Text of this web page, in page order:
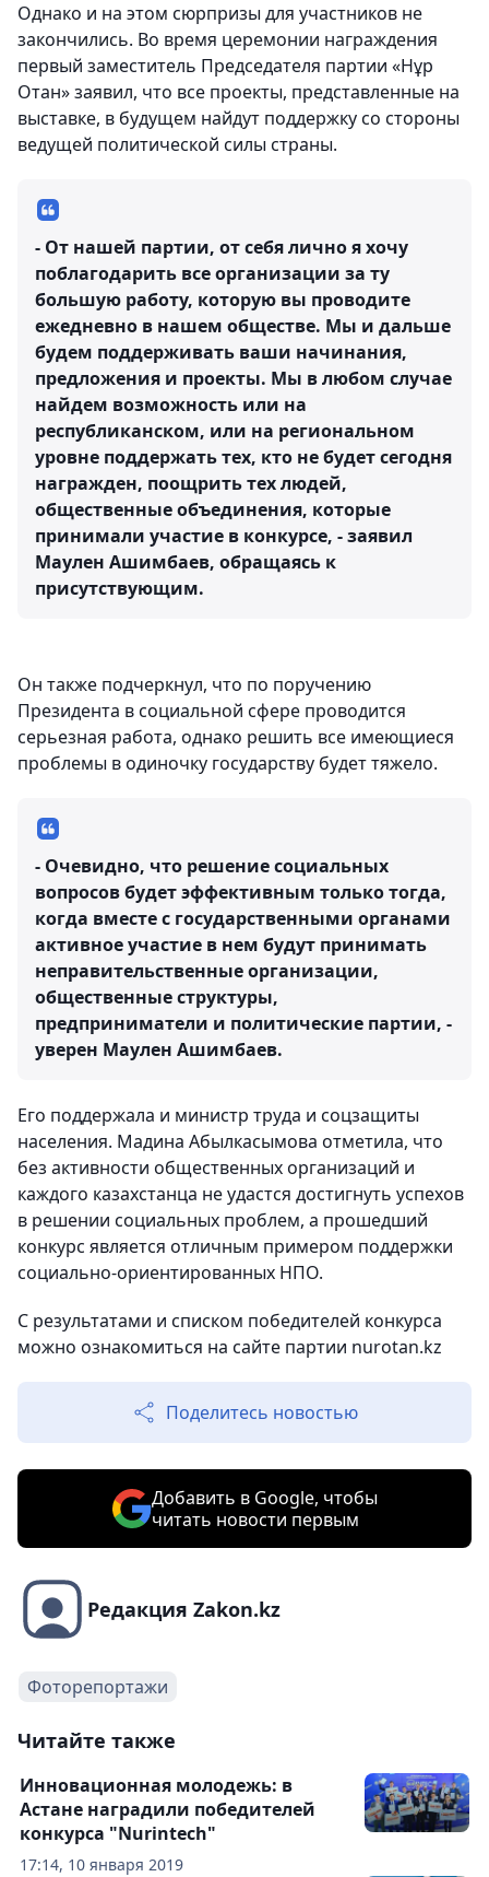
Однако и на этом сюрпризы для участников не
закончились. Во время церемонии награждения
первый заместитель Председателя партии «Нұр
Отан» заявил, что все проекты, представленные на
выставке, в будущем найдут поддержку со стороны
ведущей политической силы страны.
- От нашей партии, от себя лично я хочу
поблагодарить все организации за ту
большую работу, которую вы проводите
ежедневно в нашем обществе. Мы и дальше
будем поддерживать ваши начинания,
предложения и проекты. Мы в любом случае
найдем возможность или на
республиканском, или на региональном
уровне поддержать тех, кто не будет сегодня
награжден, поощрить тех людей,
общественные объединения, которые
принимали участие в конкурсе, - заявил
Маулен Ашимбаев, обращаясь к
присутствующим.
Он также подчеркнул, что по поручению
Президента в социальной сфере проводится
серьезная работа, однако решить все имеющиеся
проблемы в одиночку государству будет тяжело.
- Очевидно, что решение социальных
вопросов будет эффективным только тогда,
когда вместе с государственными органами
активное участие в нем будут принимать
неправительственные организации,
общественные структуры,
предприниматели и политические партии, -
уверен Маулен Ашимбаев.
Его поддержала и министр труда и соцзащиты
населения. Мадина Абылкасымова отметила, что
без активности общественных организаций и
каждого казахстанца не удастся достигнуть успехов
в решении социальных проблем, а прошедший
конкурс является отличным примером поддержки
социально-ориентированных НПО.
С результатами и списком победителей конкурса
можно ознакомиться на сайте партии nurotan.kz
Поделитесь новостью
Добавить в Google, чтобы
читать новости первым
Редакция Zakon.kz
Фоторепортажи
Читайте также
17:14, 10 января 2019
Инновационная молодежь: в
Астане наградили победителей
конкурса "Nurintech"